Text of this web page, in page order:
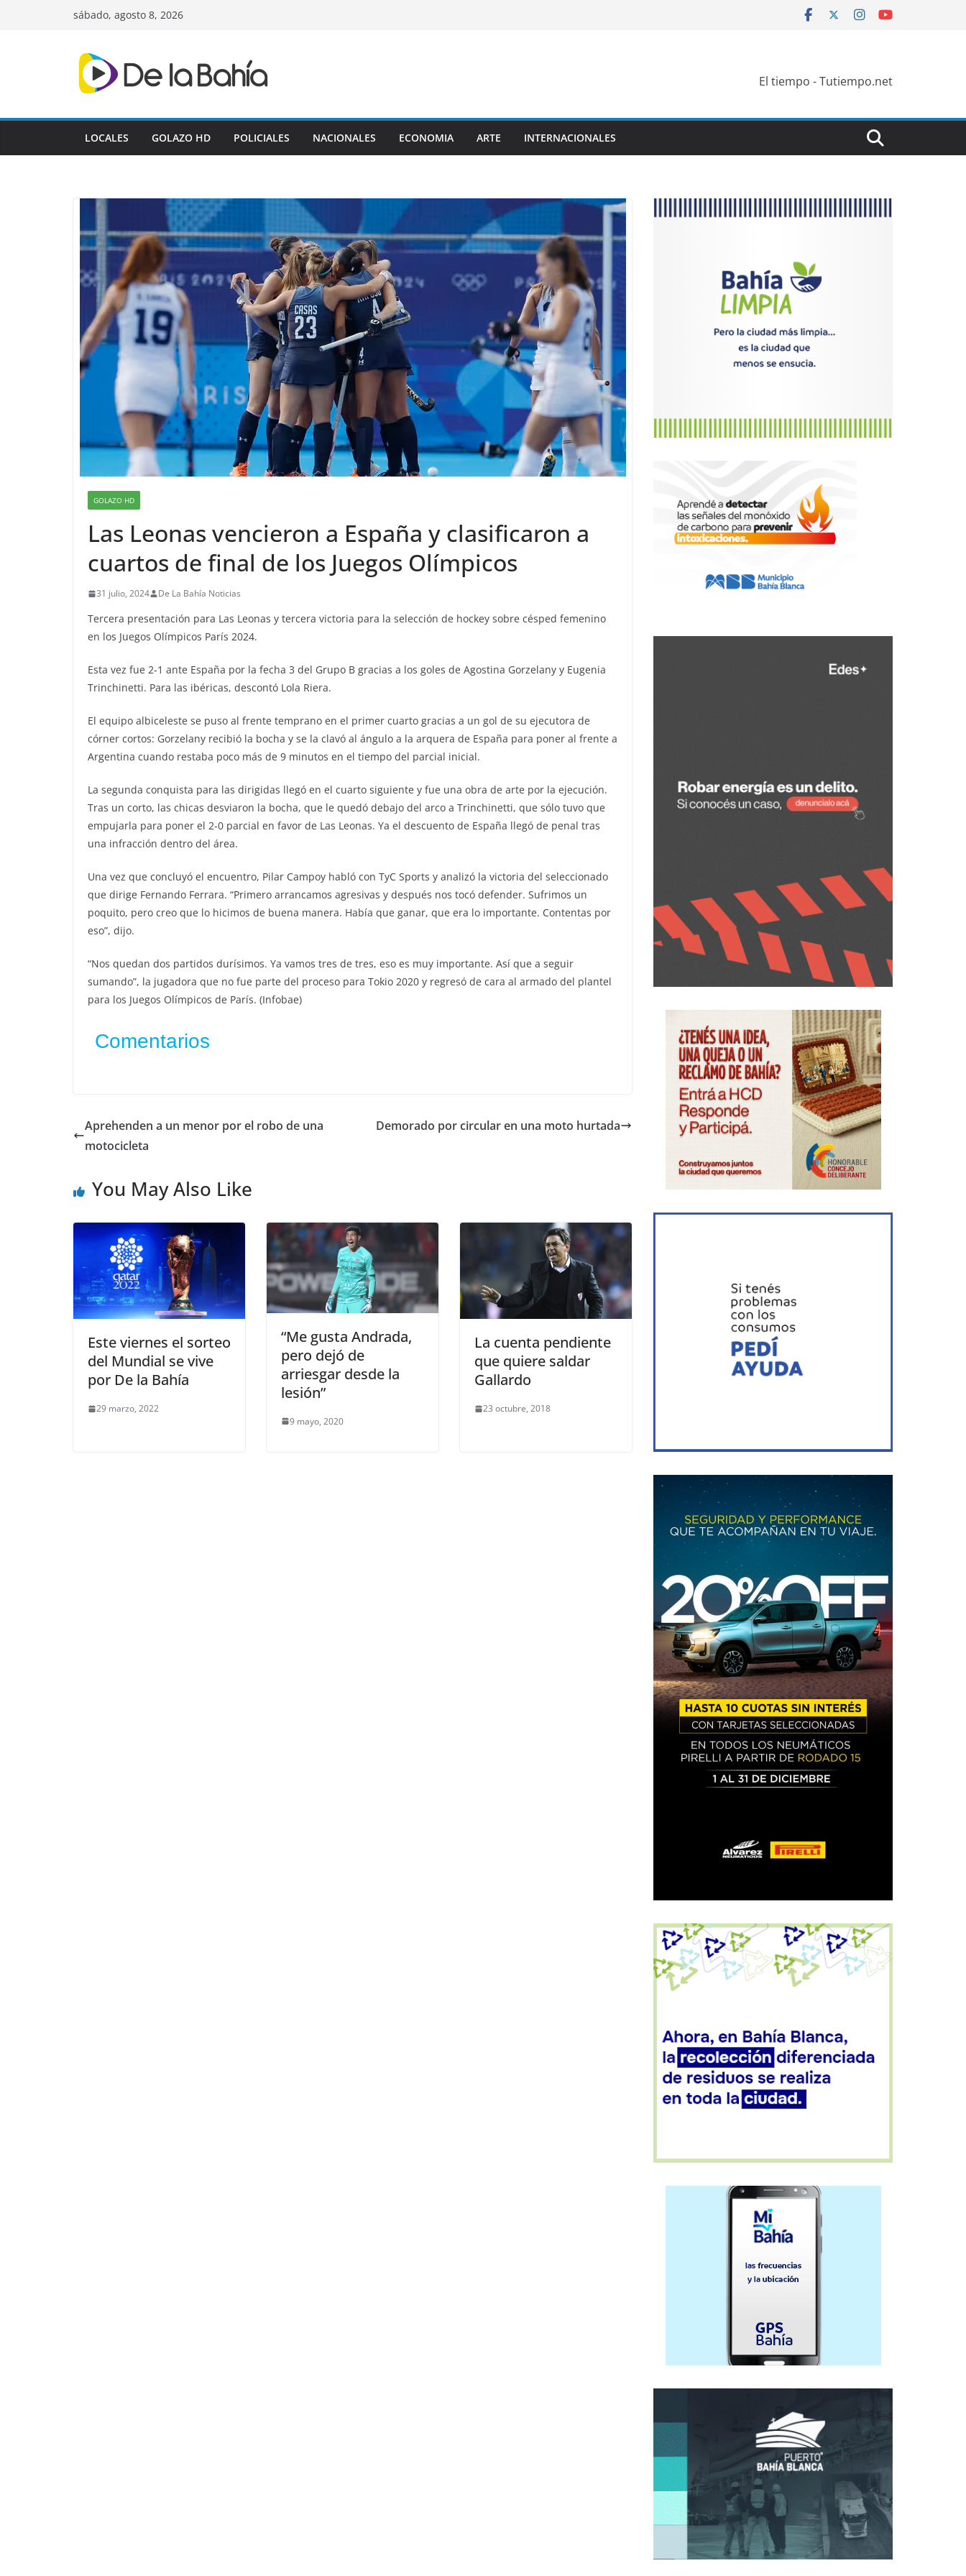
sábado, agosto 8, 2026
El tiempo - Tutiempo.net
LOCALES GOLAZO HD POLICIALES NACIONALES ECONOMIA ARTE INTERNACIONALES
GOLAZO HD
Las Leonas vencieron a España y clasificaron a
cuartos de final de los Juegos Olímpicos
31 julio, 2024 De La Bahía Noticias
Tercera presentación para Las Leonas y tercera victoria para la selección de hockey sobre césped femenino
en los Juegos Olímpicos París 2024.
Esta vez fue 2-1 ante España por la fecha 3 del Grupo B gracias a los goles de Agostina Gorzelany y Eugenia
Trinchinetti. Para las ibéricas, descontó Lola Riera.
El equipo albiceleste se puso al frente temprano en el primer cuarto gracias a un gol de su ejecutora de
córner cortos: Gorzelany recibió la bocha y se la clavó al ángulo a la arquera de España para poner al frente a
Argentina cuando restaba poco más de 9 minutos en el tiempo del parcial inicial.
La segunda conquista para las dirigidas llegó en el cuarto siguiente y fue una obra de arte por la ejecución.
Tras un corto, las chicas desviaron la bocha, que le quedó debajo del arco a Trinchinetti, que sólo tuvo que
empujarla para poner el 2-0 parcial en favor de Las Leonas. Ya el descuento de España llegó de penal tras
una infracción dentro del área.
Una vez que concluyó el encuentro, Pilar Campoy habló con TyC Sports y analizó la victoria del seleccionado
que dirige Fernando Ferrara. “Primero arrancamos agresivas y después nos tocó defender. Sufrimos un
poquito, pero creo que lo hicimos de buena manera. Había que ganar, que era lo importante. Contentas por
eso”, dijo.
“Nos quedan dos partidos durísimos. Ya vamos tres de tres, eso es muy importante. Así que a seguir
sumando”, la jugadora que no fue parte del proceso para Tokio 2020 y regresó de cara al armado del plantel
para los Juegos Olímpicos de París. (Infobae)
Comentarios
Aprehenden a un menor por el robo de una
motocicleta
Demorado por circular en una moto hurtada
You May Also Like
Este viernes el sorteo
del Mundial se vive
por De la Bahía
29 marzo, 2022
“Me gusta Andrada,
pero dejó de
arriesgar desde la
lesión”
9 mayo, 2020
La cuenta pendiente
que quiere saldar
Gallardo
23 octubre, 2018